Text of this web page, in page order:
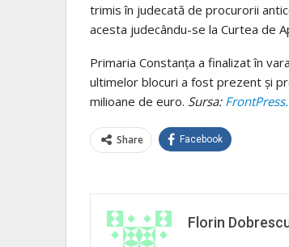
trimis în judecată de procurorii
acesta judecându-se la Curtea de
Primaria Constanţa a finalizat în
ultimelor blocuri a fost prezent şi
milioane de euro. Sursa:
Share Facebook
Florin